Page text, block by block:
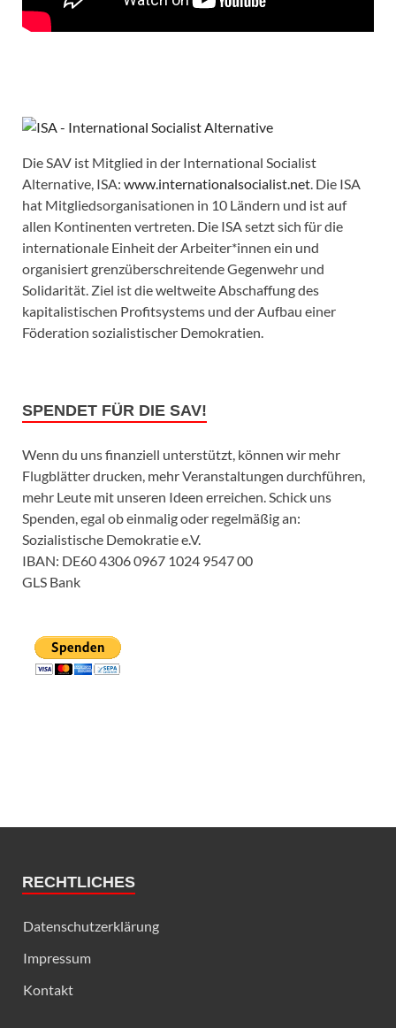
Die SAV ist Mitglied in der International Socialist
Alternative, ISA: www.internationalsocialist.net. Die ISA
hat Mitgliedsorganisationen in 10 Ländern und ist auf
allen Kontinenten vertreten. Die ISA setzt sich für die
internationale Einheit der Arbeiter*innen ein und
organisiert grenzüberschreitende Gegenwehr und
Solidarität. Ziel ist die weltweite Abschaffung des
kapitalistischen Profitsystems und der Aufbau einer
Föderation sozialistischer Demokratien.
SPENDET FÜR DIE SAV!
Wenn du uns finanziell unterstützt, können wir mehr
Flugblätter drucken, mehr Veranstaltungen durchführen,
mehr Leute mit unseren Ideen erreichen. Schick uns
Spenden, egal ob einmalig oder regelmäßig an:
Sozialistische Demokratie e.V.
IBAN: DE60 4306 0967 1024 9547 00
GLS Bank
RECHTLICHES
Datenschutzerklärung
Impressum
Kontakt